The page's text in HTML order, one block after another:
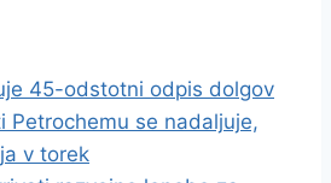
45-odstotni odpis dolgov
Petrochemu se nadaljuje,
v torek